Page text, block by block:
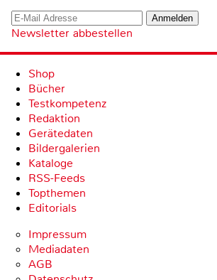
Newsletter abbestellen
Shop
Bücher
Testkompetenz
Redaktion
Gerätedaten
Bildergalerien
Kataloge
RSS-Feeds
Topthemen
Editorials
Impressum
Mediadaten
AGB